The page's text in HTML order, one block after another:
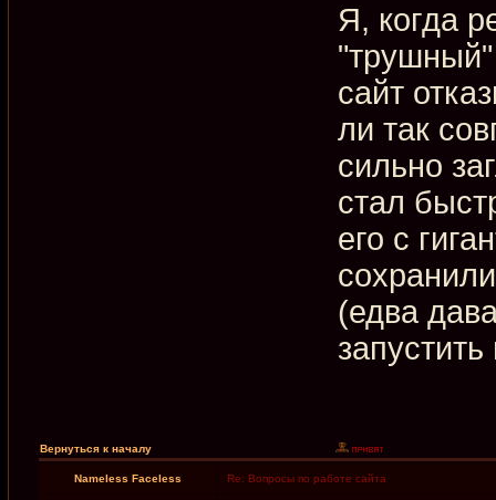
Я, когда
сайт
ли так
сильно
стал
его с
(едва
Вернуться к началу
Nameless Faceless Re: Вопросы по работе сайта